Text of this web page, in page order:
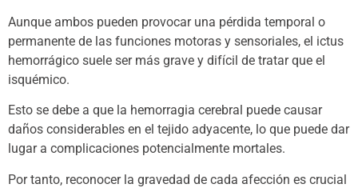
Aunque ambos pueden provocar una pérdida temporal o
permanente de las funciones motoras y sensoriales, el ictus
hemorrágico suele ser más grave y difícil de tratar que el
isquémico.
Esto se debe a que la hemorragia cerebral puede causar
daños considerables en el tejido adyacente, lo que puede dar
lugar a complicaciones potencialmente mortales.
Por tanto, reconocer la gravedad de cada afección es crucial